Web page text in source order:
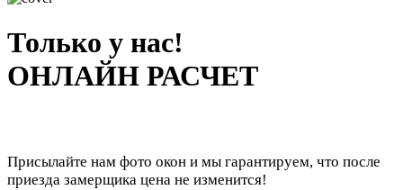
Только у нас!
ОНЛАЙН РАСЧЕТ
Присылайте нам фото окон и мы гарантируем, что после
приезда замерщика цена не изменится!